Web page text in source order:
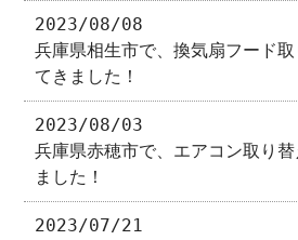
2023/08/08
兵庫県相生市で、換気扇フード
てきました！
2023/08/03
兵庫県赤穂市で、エアコン取り
ました！
2023/07/21